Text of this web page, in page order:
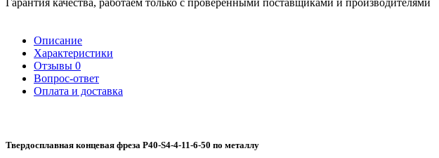
Описание
Характеристики
Отзывы 0
Вопрос-ответ
Оплата и доставка
Твердосплавная концевая фреза P40-S4-4-11-6-50 по металлу